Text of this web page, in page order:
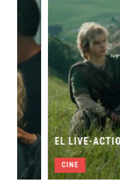
EL LIVE-ACTION DE
CINE